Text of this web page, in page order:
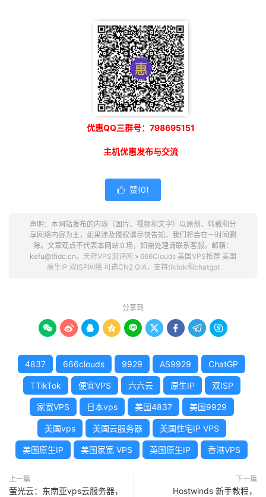
优惠QQ三群号：798695151
主机优惠发布与交流
 赞(0)
声明：本网站发布的内容（图片、视频和文字）以原创、转载和分
享网络内容为主，如果涉及侵权请尽快告知，我们将会在一时间删
除。文章观点不代表本网站立场，如需处理请联系客服。邮箱：
kefu@tfidc.cn。 天府VPS测评网 » 666Clouds 美国VPS推荐 美国
原生IP 双ISP网络 可选CN2 GIA，支持tiktok和chatgpt
分享到
        
4837 666clouds 9929 AS9929 ChatGP
TTikTok 便宜VPS 六六云 原生IP 双ISP
家宽VPS 日本vps 美国4837 美国9929
美国vps 美国云服务器 美国住宅IP VPS
美国原生IP 美国家宽 VPS 英国原生IP 香港VPS
上一篇
萤光云：东南亚vps云服务器，
下一篇
Hostwinds 新手教程，